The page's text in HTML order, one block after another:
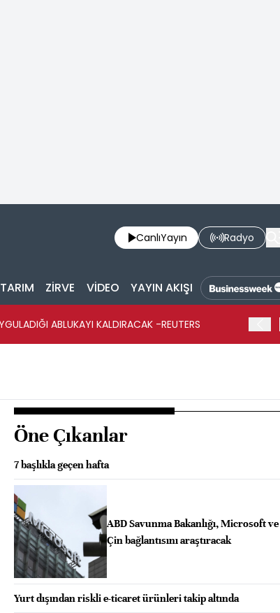
CanlıYayın Radyo
TARIM ZİRVE VİDEO YAYIN AKIŞI
ABLUKAYI KALDIRACAK -REUTERS
Öne Çıkanlar
7 başlıkla geçen hafta
ABD Savunma Bakanlığı, Microsoft ve
Çin bağlantısını araştıracak
Yurt dışından riskli e-ticaret ürünleri takip altında